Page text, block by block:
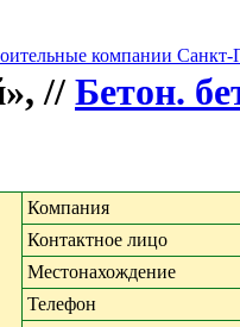
компании Санкт-
// Бетон.
Компания
Контактное лицо
Местонахождение
Телефон